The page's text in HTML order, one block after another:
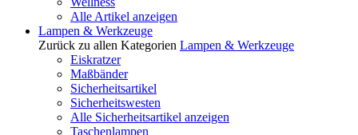
Alle Artikel anzeigen
Lampen & Werkzeuge
Zurück zu allen Kategorien Lampen & Werkzeuge
Eiskratzer
Maßbänder
Sicherheitsartikel
Sicherheitswesten
Alle Sicherheitsartikel anzeigen
Taschenlampen